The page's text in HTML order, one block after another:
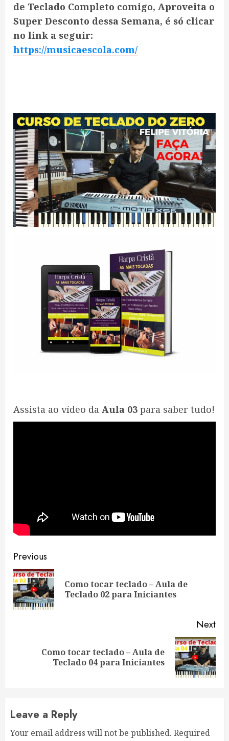
de Teclado Completo comigo, Aproveita o
Super Desconto dessa Semana, é só clicar
no link a seguir:
https://musicaescola.com/
Assista ao vídeo da Aula 03 para saber tudo!
Continue
Reading
Previous
Como tocar teclado – Aula de
Teclado 02 para Iniciantes
Next
Como tocar teclado – Aula de
Teclado 04 para Iniciantes
Leave a Reply
Your email address will not be published. Required